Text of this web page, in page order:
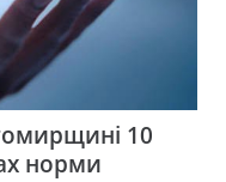
10
норми